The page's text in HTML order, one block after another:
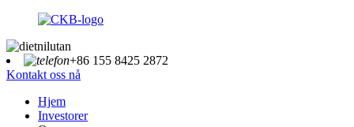
+86 155 8425 2872
Kontakt oss nå
Hjem
Investorer